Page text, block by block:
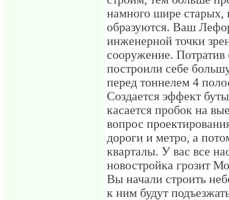
намного шире старых,
образуются. Ваш
инженерной точки
сооружение.
построили себе
перед тоннелем 4
Создается эффект
касается пробок на
вопрос
дороги и метро, а
кварталы. У вас все
новостройка грозит
Вы начали строить
к ним будут